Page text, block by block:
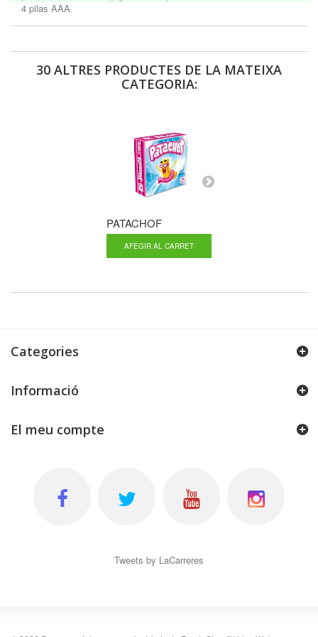
4 pilas AAA
30 ALTRES PRODUCTES DE LA MATEIXA
CATEGORIA:
PATACHOF
AFEGIR AL CARRET
Categories
Informació
El meu compte
Tweets by LaCarreres